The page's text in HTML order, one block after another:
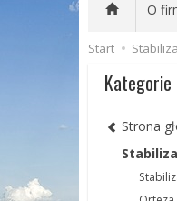
O
Start
Kategorie
Strona